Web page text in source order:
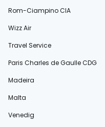
Rom-Ciampino CIA
Wizz Air
Travel Service
Paris Charles de Gaulle CDG
Madeira
Malta
Venedig